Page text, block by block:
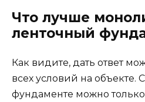
Что лучше
ленточный
Как видите, дать ответ
всех условий на объекте.
фундаменте можно